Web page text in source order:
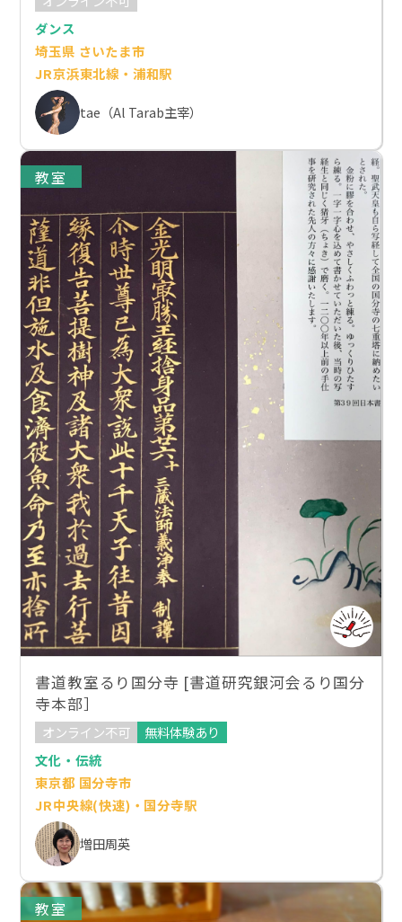
ダンス
埼玉県 さいたま市
JR京浜東北線・浦和駅
tae（Al Tarab主宰）
教室
書道教室るり国分寺 [書道研究銀河会るり国分
寺本部］
オンライン不可
無料体験あり
文化・伝統
東京都 国分寺市
JR中央線(快速)・国分寺駅
増田周英
教室